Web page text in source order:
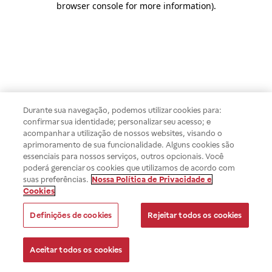
browser console for more information).
Durante sua navegação, podemos utilizar cookies para:
confirmar sua identidade; personalizar seu acesso; e
acompanhar a utilização de nossos websites, visando o
aprimoramento de sua funcionalidade. Alguns cookies são
essenciais para nossos serviços, outros opcionais. Você
poderá gerenciar os cookies que utilizamos de acordo com
suas preferências. Nossa Política de Privacidade e
Cookies
Definições de cookies Rejeitar todos os cookies
Aceitar todos os cookies